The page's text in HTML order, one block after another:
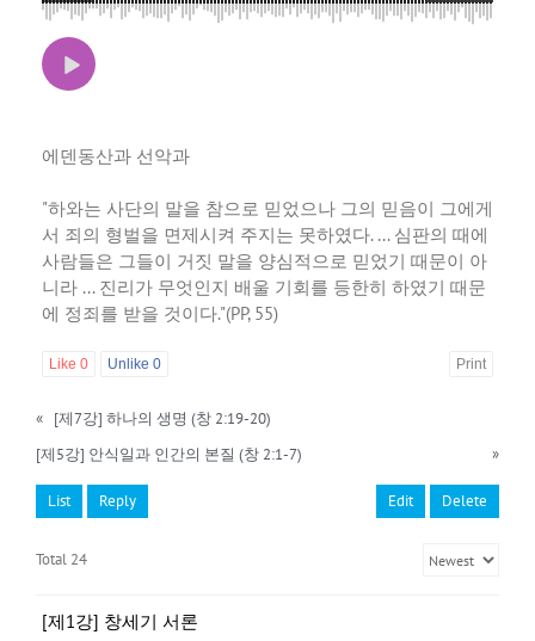
에덴동산과 선악과
"하와는 사단의 말을 참으로 믿었으나 그의 믿음이 그에게
서 죄의 형벌을 면제시켜 주지는 못하였다. ... 심판의 때에
사람들은 그들이 거짓 말을 양심적으로 믿었기 때문이 아
니라 ... 진리가 무엇인지 배울 기회를 등한히 하였기 때문
에 정죄를 받을 것이다."(PP, 55)
Like 0 Unlike 0 Print
« [제7강] 하나의 생명 (창 2:19-20)
[제5강] 안식일과 인간의 본질 (창 2:1-7)
»
List Reply Edit Delete
Total 24
[제1강] 창세기 서론